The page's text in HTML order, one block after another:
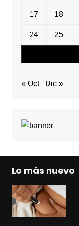
17 18
24 25
« Oct Dic »
Lo más nuevo